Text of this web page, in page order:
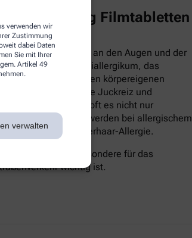
verwenden wir
Zustimmung
dabei Daten
Sie mit Ihrer
Artikel 49
verwalten
5 mg Filmtabletten
die direkt an den Augen und der
ein Antiallergikum, das
ist. Es hemmt den körpereigenen
Symptome wie Juckreiz und
Grund bekämpft es nicht nur
auch die Beschwerden bei allergischem
sowie Tierhaar-Allergie.
müde, was insbesondere für das
wichtig ist.